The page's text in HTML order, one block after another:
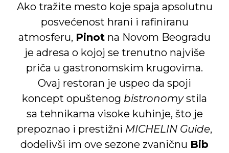
Ako tražite mesto koje spaja apsolutnu
posvećenost hrani i rafiniranu
atmosferu, Pinot na Novom Beogradu
je adresa o kojoj se trenutno najviše
priča u gastronomskim krugovima.
Ovaj restoran je uspeo da spoji
koncept opuštenog bistronomystila
sa tehnikama visoke kuhinje, što je
prepoznao i prestižni MICHELIN Guide,
dodelivši im ove sezone zvaničnu Bib